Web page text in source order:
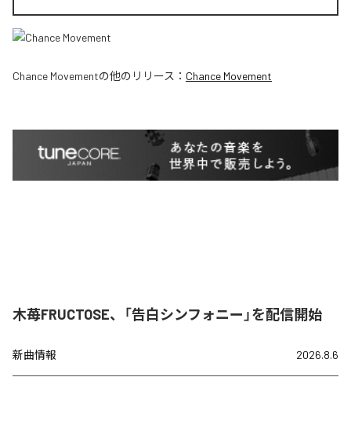
Chance Movementの他のリリース： Chance Movement
木苺FRUCTOSE、「告白シンフォニー」を配信開始
新曲情報 2026.8.6